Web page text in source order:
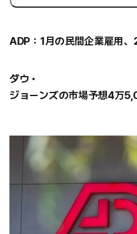
ADP：1月の民間企業雇用
ダウ・
ジョーンズの市場予想4万